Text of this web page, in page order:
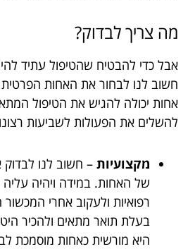
מה צריך לבדוק?
אבל כדי להבטיח שהטיפול עתיד
חשוב לנו לבחור את האחות
אחות יכולה להגיש את הטיפול
להשלים את הפעולות לשביעות
מקצועיות – חשוב לנו
של האחות. במידה ויהיה
רפואיות ולעקוב אחרי המכשור
בעלת תואר מתאים ולהכיר
היא מורשית כאחות מוסמכת